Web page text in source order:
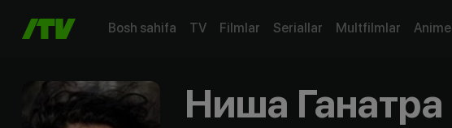
Bosh sahifa TV Filmlar Seriallar Multfilmlar Anime
Ниша Ганатра